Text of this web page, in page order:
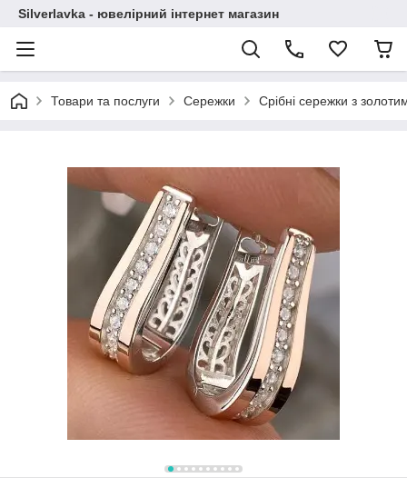
Silverlavka - ювелірний інтернет магазин
Товари та послуги Сережки Срібні сережки з